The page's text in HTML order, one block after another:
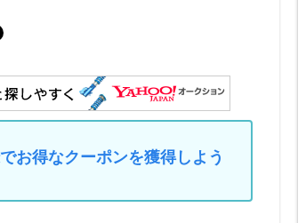
お得なクーポンを獲得しよう